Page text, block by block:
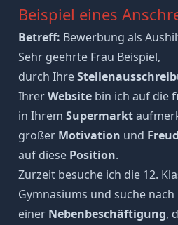
Beispiel eines
Betreff: Bewerbung als
Sehr geehrte Frau Beispiel,
durch Ihre
IhrerWebsitebin ich auf die
in Ihrem Supermarkt
großer Motivation und
auf diese Position.
Zurzeit besuche ich die 12.
Gymnasiums und suche nach
einer Nebenbeschäftigung,